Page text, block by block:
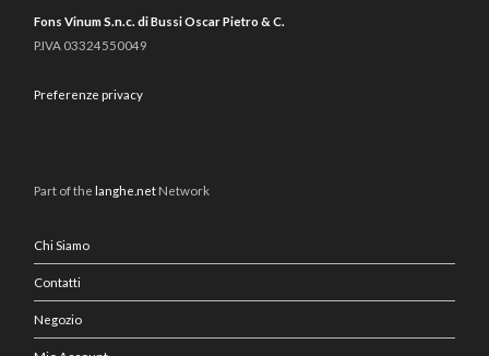
Fons Vinum S.n.c. di Bussi Oscar Pietro & C.
P.IVA 03324550049
Preferenze privacy
Part of thelanghe.net Network
Chi Siamo
Contatti
Negozio